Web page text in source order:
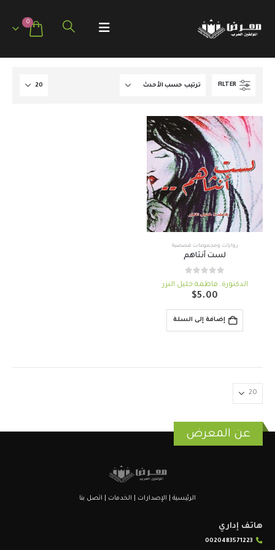
0
FILTER
روايات ومجموعات قصصية
لست أُُنثاهم
الدكتورة. فاطمة خليل النزر
$5.00
إضافة إلى السلة
عن المعرض
الرئيسية الإصدارات الخدمات اتصل بنا
هاتف إداري
0020483571223